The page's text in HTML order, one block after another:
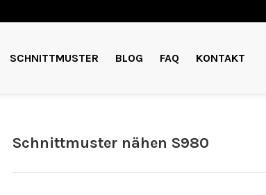
SCHNITTMUSTER BLOG FAQ
KONTAKT
Schnittmuster nähen S980